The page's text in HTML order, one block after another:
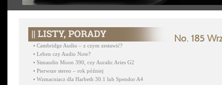
No. 185
• Cambridge Audio – z czym zestawić?
• Leben czy Audio Note?
• Simaudio Moon 390, czy Auralic Aries G2
• Pierwsze stereo – rok później
• Wzmacniacz dla Harbeth 30.1 lub Spendor A4